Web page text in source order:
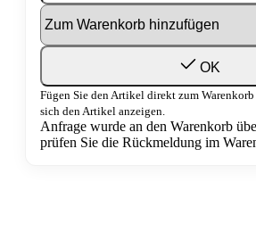
OK
Fügen Sie den Artikel direkt zum
sich den Artikel anzeigen.
Anfrage wurde an den Warenkorb
prüfen Sie die Rückmeldung im